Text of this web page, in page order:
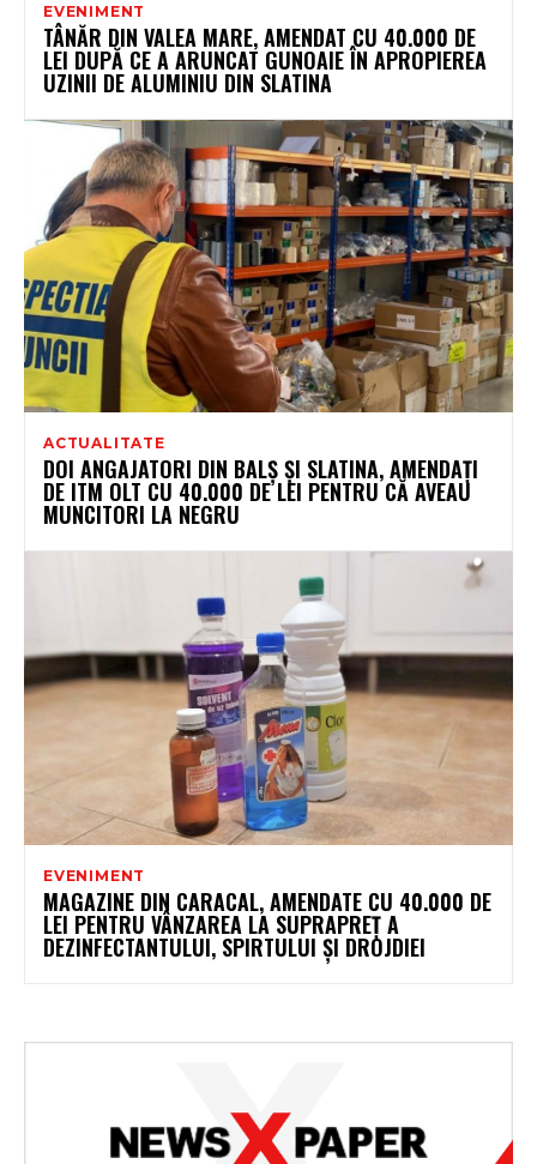
EVENIMENT
TÂNĂR DIN VALEA MARE, AMENDAT CU 40.000 DE
LEI DUPĂ CE A ARUNCAT GUNOAIE ÎN APROPIEREA
UZINII DE ALUMINIU DIN SLATINA
ACTUALITATE
DOI ANGAJATORI DIN BALȘ ȘI SLATINA, AMENDAȚI
DE ITM OLT CU 40.000 DE LEI PENTRU CĂ AVEAU
MUNCITORI LA NEGRU
EVENIMENT
MAGAZINE DIN CARACAL, AMENDATE CU 40.000 DE
LEI PENTRU VÂNZAREA LA SUPRAPREȚ A
DEZINFECTANTULUI, SPIRTULUI ȘI DROJDIEI